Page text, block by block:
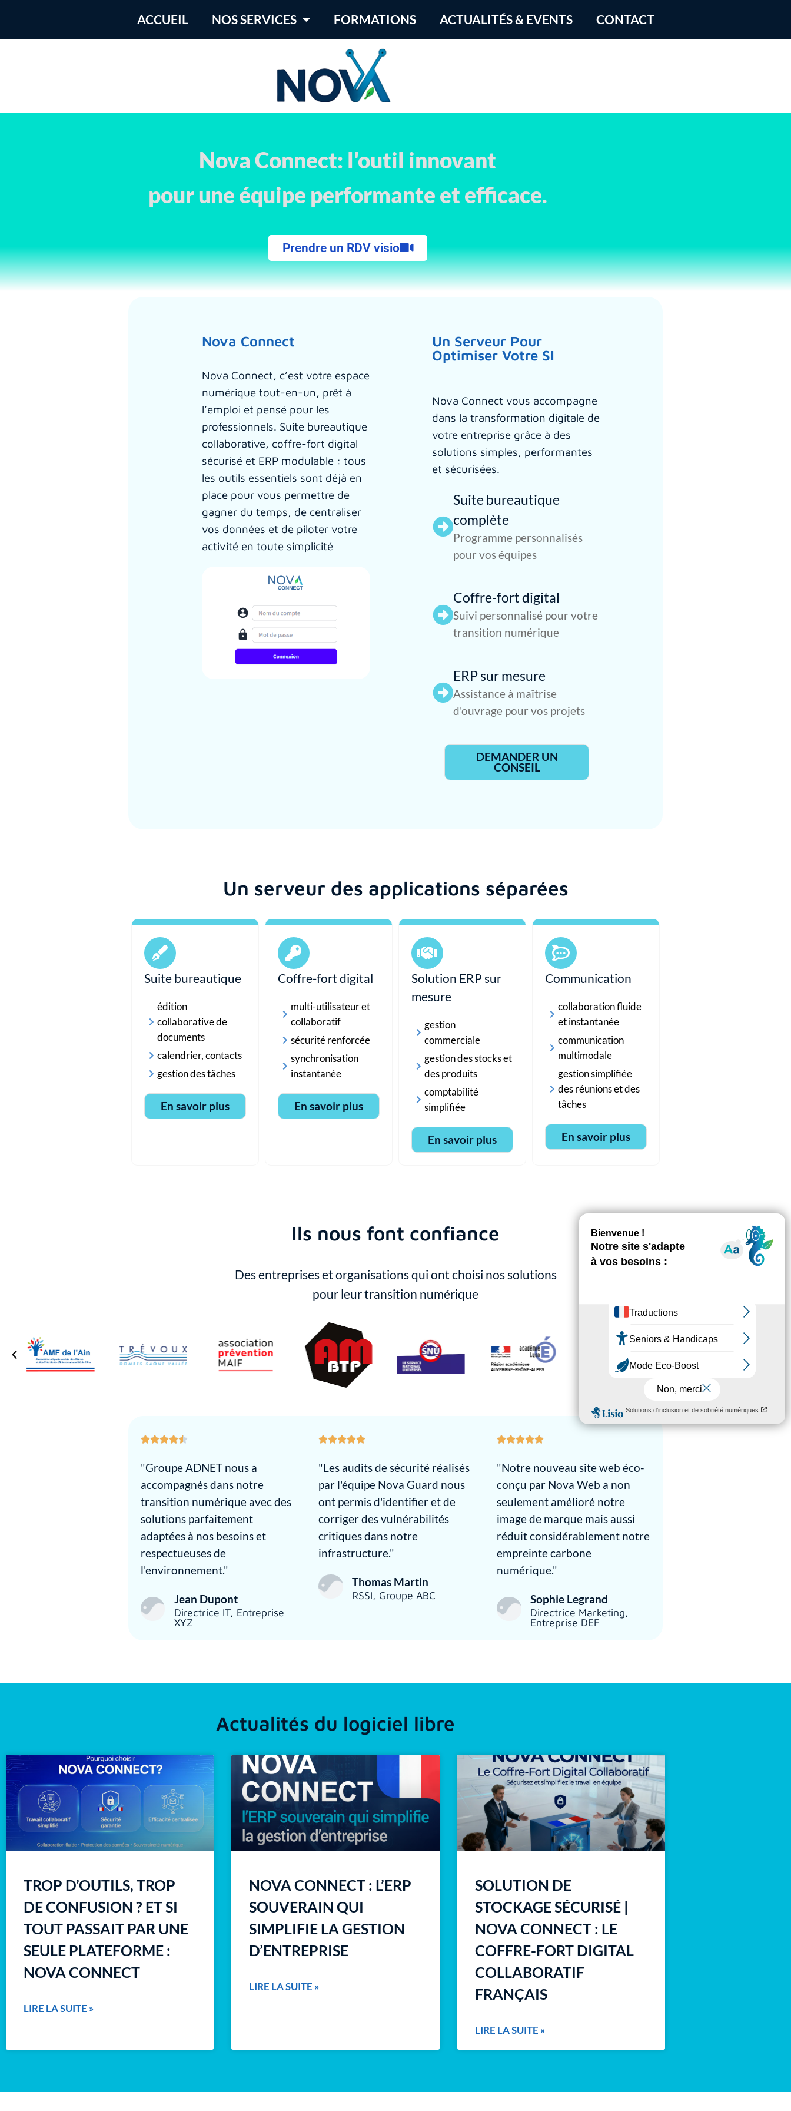
ACCUEIL NOS SERVICES FORMATIONS ACTUALITÉS & EVENTS CONTACT
Nova Connect: l'outil innovant
pour une équipe performante et efficace.
Prendre un RDV visio
Nova Connect
Nova Connect, c’est votre espace
numérique tout-en-un, prêt à
l’emploi et pensé pour les
professionnels. Suite bureautique
collaborative, coffre-fort digital
sécurisé et ERP modulable : tous
les outils essentiels sont déjà en
place pour vous permettre de
gagner du temps, de centraliser
vos données et de piloter votre
activité en toute simplicité
Un Serveur Pour
Optimiser Votre SI
Nova Connect vous accompagne
dans la transformation digitale de
votre entreprise grâce à des
solutions simples, performantes
et sécurisées.​
Suite bureautique
complète
Programme personnalisés
pour vos équipes
Coffre-fort digital
Suivi personnalisé pour votre
transition numérique
ERP sur mesure
Assistance à maîtrise
d'ouvrage pour vos projets
DEMANDER UN
CONSEIL
Un serveur des applications séparées
Suite bureautique
édition
collaborative de
documents
calendrier, contacts
gestion des tâches
En savoir plus
Coffre-fort digital
multi-utilisateur et
collaboratif
sécurité renforcée
synchronisation
instantanée
En savoir plus
Solution ERP sur
mesure
gestion
commerciale
gestion des stocks et
des produits
comptabilité
simplifiée
En savoir plus
Communication
collaboration fluide
et instantanée
communication
multimodale
gestion simplifiée
des réunions et des
tâches
En savoir plus
Ils nous font confiance
Des entreprises et organisations qui ont choisi nos solutions
pour leur transition numérique
"Groupe ADNET nous a
accompagnés dans notre
transition numérique avec des
solutions parfaitement
adaptées à nos besoins et
respectueuses de
l'environnement."
Jean Dupont
Directrice IT, Entreprise
XYZ
"Les audits de sécurité réalisés
par l'équipe Nova Guard nous
ont permis d'identifier et de
corriger des vulnérabilités
critiques dans notre
infrastructure."
Thomas Martin
RSSI, Groupe ABC
"Notre nouveau site web éco-
conçu par Nova Web a non
seulement amélioré notre
image de marque mais aussi
réduit considérablement notre
empreinte carbone
numérique."
Sophie Legrand
Directrice Marketing,
Entreprise DEF
Actualités du logiciel libre
TROP D’OUTILS, TROP
DE CONFUSION ? ET SI
TOUT PASSAIT PAR UNE
SEULE PLATEFORME :
NOVA CONNECT
LIRE LA SUITE »
NOVA CONNECT : L’ERP
SOUVERAIN QUI
SIMPLIFIE LA GESTION
D’ENTREPRISE
LIRE LA SUITE »
SOLUTION DE
STOCKAGE SÉCURISÉ |
NOVA CONNECT : LE
COFFRE-FORT DIGITAL
COLLABORATIF
FRANÇAIS
LIRE LA SUITE »